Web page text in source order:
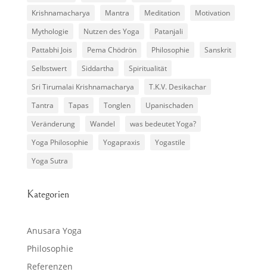
Krishnamacharya
Mantra Meditation
Motivation
Mythologie
Nutzen des Yoga
Patanjali
Pattabhi Jois
Pema Chödrön Philosophie
Sanskrit
Selbstwert
Siddartha
Spiritualität
Sri Tirumalai Krishnamacharya
T.K.V. Desikachar
Tantra
Tapas Tonglen
Upanischaden
Veränderung
Wandel
was bedeutet Yoga?
Yoga Philosophie
Yogapraxis
Yogastile
Yoga Sutra
Kategorien
Anusara Yoga
Philosophie
Referenzen